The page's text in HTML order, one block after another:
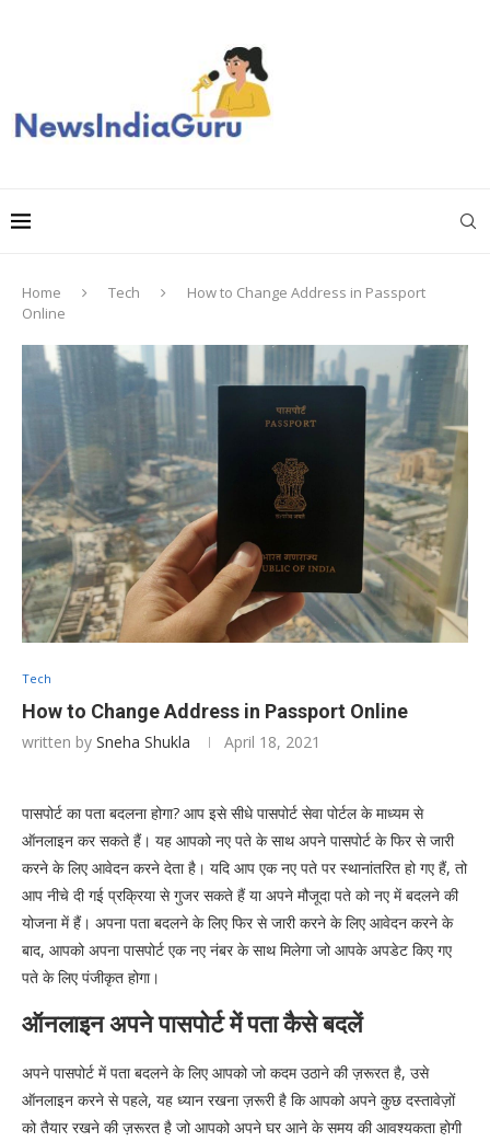
Home Tech
How to Change Address in Passport
Online
Tech
How to Change Address in Passport Online
written by Sneha Shukla April 18, 2021
पासपोर्ट का पता बदलना होगा? आप इसे सीधे पासपोर्ट सेवा पोर्टल के माध्यम से
ऑनलाइन कर सकते हैं। यह आपको नए पते के साथ अपने पासपोर्ट के फिर से जारी
करने के लिए आवेदन करने देता है। यदि आप एक नए पते पर स्थानांतरित हो गए हैं, तो
आप नीचे दी गई प्रक्रिया से गुजर सकते हैं या अपने मौजूदा पते को नए में बदलने की
योजना में हैं। अपना पता बदलने के लिए फिर से जारी करने के लिए आवेदन करने के
बाद, आपको अपना पासपोर्ट एक नए नंबर के साथ मिलेगा जो आपके अपडेट किए गए
पते के लिए पंजीकृत होगा।
ऑनलाइन अपने पासपोर्ट में पता कैसे बदलें
अपने पासपोर्ट में पता बदलने के लिए आपको जो कदम उठाने की ज़रूरत है, उसे
ऑनलाइन करने से पहले, यह ध्यान रखना ज़रूरी है कि आपको अपने कुछ दस्तावेज़ों
को तैयार रखने की ज़रूरत है जो आपको अपने घर आने के समय की आवश्यकता होगी